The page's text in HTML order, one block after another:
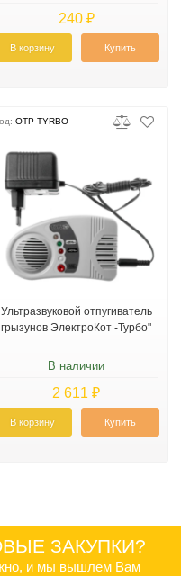
240 ₽
В корзину Купить
OTP-TYRBO
Ультразвуковой отпугиватель
грызунов ЭлектроКот -Турбо"
В наличии
2 611 ₽
В корзину Купить
ЗАКУПКИ?
и мы вышлем Вам